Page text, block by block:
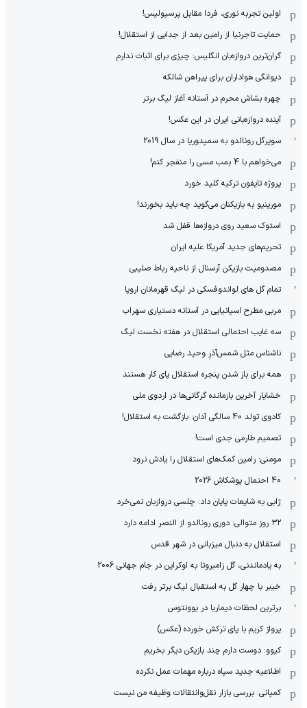
اولین تجربه نوری، فردا مقابل پرسپولیس!
حمایت تاجرنیا از رامین بعد از جدایی از استقلال!
گران‌ترین دروازه‌بان انگلیس: چیزی برای اثبات ندارم
دیوانگی هواداران برای پیراهن شالکه
چهره بشاش محرم در آستانه آغاز لیگ برتر
آینده دروازه‌بانی ایران در این عکس!
سوپرگل رونالدو به سمپدوریا در سال 2019
می‌خواهم با 4 بمب مسی را منفجر کنم!
پروژه تایفون ترکیه کلید خورد
مورینیو به بازیکنان می‌گوید چه باید بخورند!
استوک سعید روی دروازه‌ها قفل شد
تحریم‌های جدید آمریکا علیه ایران
مصدومیت بازیکن آرسنال از ناحیه رباط صلیبی
تمام گل های لواندوفسکی در لیگ قهرمانان اروپا
مربی مطرح اسپانیایی در آستانه دستیاری سهراب
سه غایب احتمالی استقلال در هفته نخست لیگ
ناشناس مثل شمس‌آذرِ وحید رضایی
همه برای باز شدن پنجره استقلال پای کار هستند
خشایار آخرین بازمانده گرگانی‌ها در اردوی ملی
کادوی تولد 40 سالگی آدان: بازگشت به استقلال!
تصمیم طارمی جدی است!
مومنی: رامین کمک‌های استقلال را یادش نرود
40 احتمال پوشکاش 2026
ژابی به شایعات پایان داد: چلسی دروازبان نمی‌خرد
۳۲ روز متوالی: دوری رونالدو از النصر ادامه دارد
استقلال به دنبال میزبانی در شهر قدس
به یادماندنی، گل زامبروتا به اوکراین در جام جهانی 2006
خیبر با چهار گل به استقبال لیگ برتر رفت
برترین لحظات دیماریا در یوونتوس
پرواز کریم با پای ترکش خورده (عکس)
کیوو: دوست دارم چند بازیکن دیگر بخریم
اطلاعیه جدید سپاه درباره مهمات عمل نکرده
کمپانی: بررسی بازار نقل‌وانتقالات وظیفه من نیست